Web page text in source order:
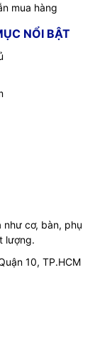
mua hàng
NỔI BẬT
cơ, bàn, phụ
lượng.
10, TP.HCM